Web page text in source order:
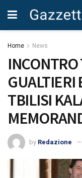
Home News
INCONTRO
GUALTIERI
TBILISI
by Redazione